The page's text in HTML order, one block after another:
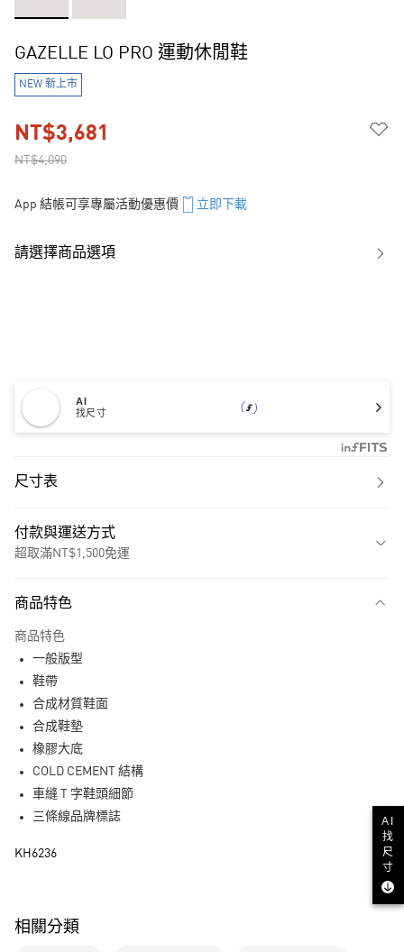
GAZELLE LO PRO 運動休閒鞋
NEW 新上市
NT$4,090
NT$3,681
App 結帳可享專屬活動優惠價 立即下載
請選擇商品選項
AI
找尺寸
尺寸表
付款與運送方式
超取滿NT$1,500免運
LINE Pay
全家取貨付款
每筆NT$80，滿NT$1,500(含以上)免運費
付款後全家取貨
每筆NT$80，滿NT$1,500(含以上)免運費
商品特色
商品特色
一般版型
鞋帶
合成材質鞋面
合成鞋墊
橡膠大底
COLD CEMENT 結構
車縫 T 字鞋頭細節
三條線品牌標誌
KH6236
相關分類
AI
找
尺
寸